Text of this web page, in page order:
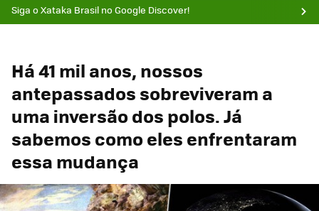
Siga o Xataka Brasil no Google Discover!
Há 41 mil anos, nossos
antepassados sobreviveram a
uma inversão dos polos. Já
sabemos como eles enfrentaram
essa mudança